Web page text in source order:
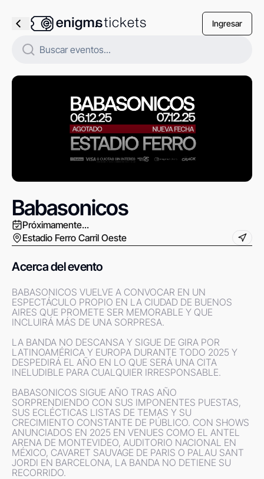
Ingresar
Babasonicos
Próximamente...
Estadio Ferro Carril Oeste
Acerca del evento
BABASONICOS VUELVE A CONVOCAR EN UN
ESPECTÁCULO PROPIO EN LA CIUDAD DE BUENOS
AIRES QUE PROMETE SER MEMORABLE Y QUE
INCLUIRÁ MÁS DE UNA SORPRESA.
LA BANDA NO DESCANSA Y SIGUE DE GIRA POR
LATINOAMÉRICA Y EUROPA DURANTE TODO 2025 Y
DESPEDIRÁ EL AÑO EN LO QUE SERÁ UNA CITA
INELUDIBLE PARA CUALQUIER IRRESPONSABLE.
BABASONICOS SIGUE AÑO TRAS AÑO
SORPRENDIENDO CON SUS IMPONENTES PUESTAS,
SUS ECLÉCTICAS LISTAS DE TEMAS Y SU
CRECIMIENTO CONSTANTE DE PÚBLICO. CON SHOWS
ANUNCIADOS EN 2025 EN VENUES COMO EL ANTEL
ARENA DE MONTEVIDEO, AUDITORIO NACIONAL EN
MÉXICO, CAVARET SAUVAGE DE PARIS O PALAU SANT
JORDI EN BARCELONA, LA BANDA NO DETIENE SU
RECORRIDO.